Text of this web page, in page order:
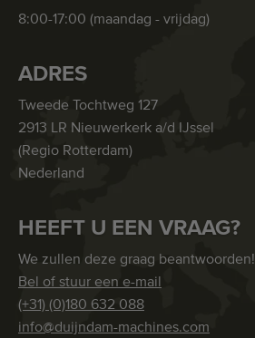
8:00-17:00 (maandag - vrijdag)
ADRES
Tweede Tochtweg 127
2913 LR Nieuwerkerk a/d IJssel
(Regio Rotterdam)
Nederland
HEEFT U EEN VRAAG?
We zullen deze graag beantwoorden!
Bel of stuur een e-mail
(+31) (0)180 632 088
info@duijndam-machines.com